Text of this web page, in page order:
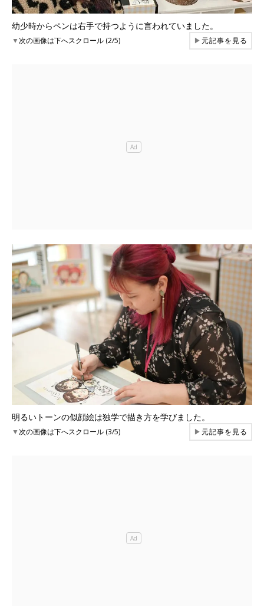
幼少時からペンは右手で持つように言われていました。
▼次の画像は下へスクロール (2/5) ▶元記事を見る
明るいトーンの似顔絵は独学で描き方を学びました。
▼次の画像は下へスクロール (3/5) ▶元記事を見る